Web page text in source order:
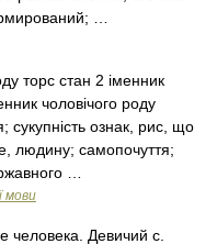
…
торс стан 2 іменник
чоловічого роду
сукупність ознак, рис, що
людину; самопочуття;
…
мови
Девичий с.